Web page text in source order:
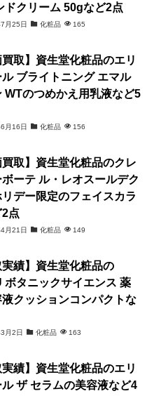
ドクリーム 50gなど2点
月25日 化粧品 165
買取】資生堂化粧品のエリ
ブライトニング エマル
WTのつめかえ用乳液など5
月16日 化粧品 156
買取】資生堂化粧品のクレ
ボーテ ル・レオスールデク
デー限定のフェイスカラ
点
月21日 化粧品 149
実績】資生堂化粧品の
ボタニックサイエンス 薬
液クッションコンパクトな
月2日 化粧品 163
実績】資生堂化粧品のエリ
ザ セラムの美容液など4